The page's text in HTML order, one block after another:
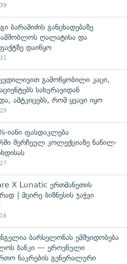
ბარამიძის განცხადებაზე
ღალატისა და
დაიწყო
გამოწყობილი კაცი,
სახურავიდან
ამტკიცებს, რომ ყვავი იყო
იანი ფასდაკლება
შერჩეულ კოლექციაზე ნაწილ-
X Lunatic ერთმანეთის
| მცირე ბიზნესის ჯაჭვი
ბარსელონას ემშვიდობება
ბანკი — ეროვნული
ნაკრების გენერალური